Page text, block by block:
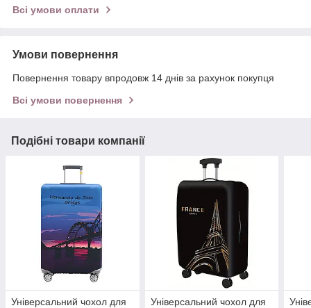
Всі умови оплати
Умови повернення
Повернення товару впродовж 14 днів за рахунок покупця
Всі умови повернення
Подібні товари компанії
Універсальний чохол для
Універсальний чохол для